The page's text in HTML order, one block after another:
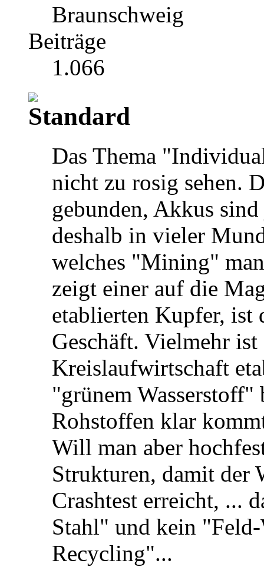
Braunschweig
Beiträge
1.066
Das Thema
nicht zu rosig sehen.
gebunden, Akkus
deshalb in vieler
welches "Mining"
zeigt einer auf die
etablierten Kupfer, ist
Geschäft. Vielmehr
Kreislaufwirtschaft
"grünem
Rohstoffen klar
Will man aber
Strukturen, damit der
Crashtest erreicht, ...
Stahl" und kein
Recycling"...